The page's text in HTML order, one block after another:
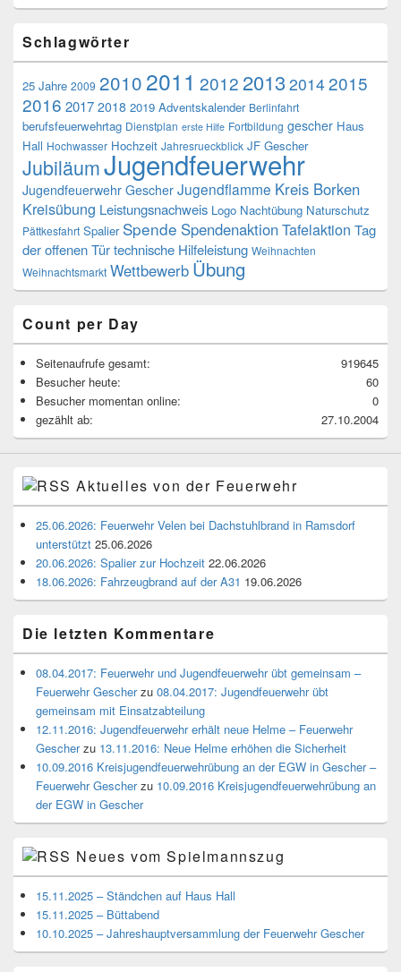
Schlagwörter
25 Jahre 2009 2010 2011 20122013 20142015
2016 2017 2018 2019 Adventskalender Berlinfahrt
berufsfeuerwehrtag Dienstplan erste Hilfe Fortbildung gescher Haus
Hall Hochwasser Hochzeit Jahresrueckblick JF Gescher
JubiläumJugendfeuerwehr
Jugendfeuerwehr Gescher Jugendflamme Kreis Borken
Kreisübung Leistungsnachweis Logo Nachtübung Naturschutz
Pättkesfahrt Spalier Spende SpendenaktionTafelaktion Tag
der offenen Türtechnische Hilfeleistung Weihnachten
Weihnachtsmarkt Wettbewerb Übung
Count per Day
919645
Seitenaufrufe gesamt:
60
Besucher heute:
0
Besucher momentan online:
27.10.2004
gezählt ab:
Aktuelles von der Feuerwehr
25.06.2026: Feuerwehr Velen bei Dachstuhlbrand in Ramsdorf
unterstützt 25.06.2026
20.06.2026: Spalier zur Hochzeit 22.06.2026
18.06.2026: Fahrzeugbrand auf der A31 19.06.2026
Die letzten Kommentare
08.04.2017: Feuerwehr und Jugendfeuerwehr übt gemeinsam –
Feuerwehr Gescherzu 08.04.2017: Jugendfeuerwehr übt
gemeinsam mit Einsatzabteilung
12.11.2016: Jugendfeuerwehr erhält neue Helme – Feuerwehr
Gescherzu 13.11.2016: Neue Helme erhöhen die Sicherheit
10.09.2016 Kreisjugendfeuerwehrübung an der EGW in Gescher –
Feuerwehr Gescherzu 10.09.2016 Kreisjugendfeuerwehrübung an
der EGW in Gescher
Neues vom Spielmannszug
15.11.2025 – Ständchen auf Haus Hall
15.11.2025 – Büttabend
10.10.2025 – Jahreshauptversammlung der Feuerwehr Gescher